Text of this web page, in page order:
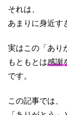
それは、
あまりに身近す
実はこの「あり
もともとは感謝
です。
この記事では、